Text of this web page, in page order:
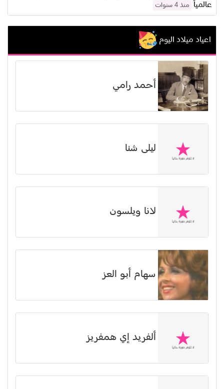
عالمياً
منذ 4 سنوات
اعياد ميلاد اليوم
أحمد رامي
ليلى شنا
لانا ويلسون
سهام أبو العز
ألفريد إي همفريز